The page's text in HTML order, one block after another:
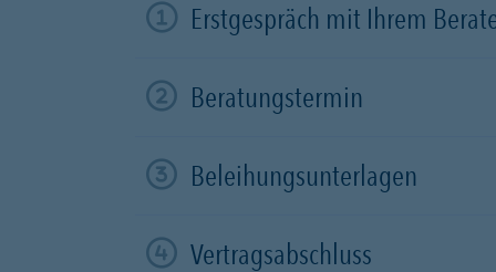
Erstgespräch mit Ihrem
Beratungstermin
Beleihungsunterlagen
Vertragsabschluss